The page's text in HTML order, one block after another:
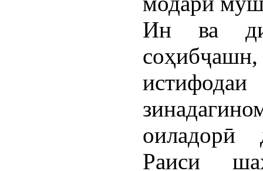
Ин ва
оиладорӣ
Раиси